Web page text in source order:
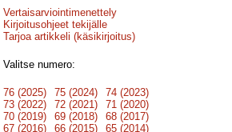
Vertaisarviointimenettely
Kirjoitusohjeet tekijälle
Tarjoa artikkeli (käsikirjoitus)
Valitse numero:
76 (2025) 75 (2024)
74 (2023)
73 (2022)
72 (2021)
71 (2020)
70 (2019)
69 (2018)
68 (2017)
67 (2016)
66 (2015)
65 (2014)